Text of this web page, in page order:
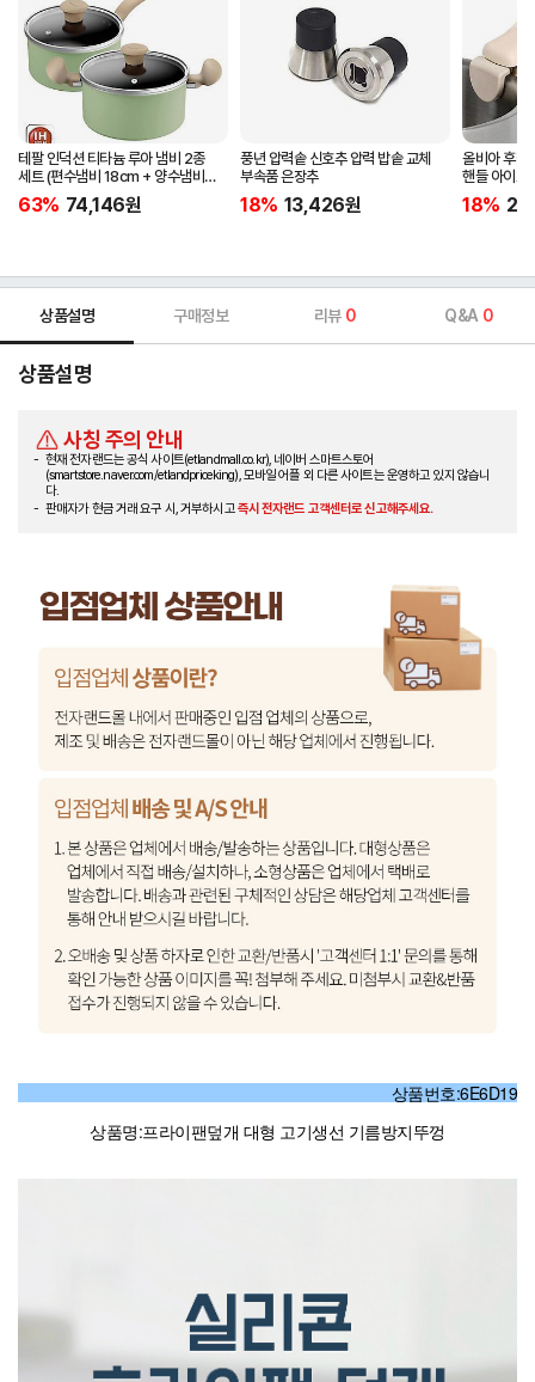
테팔 인덕션 티타늄 루아 냄비 2종
세트 (편수냄비 18cm + 양수냄비
20cm)
63% 74,146원
풍년 압력솥 신호추 압력 밥솥 교체
부속품 은장추
18% 13,426원
올비아 후라
핸들 아이보
18%
상품설명 구매정보 리뷰 0 Q&A 0
상품설명
사칭 주의 안내
현재 전자랜드는 공식 사이트(etlandmall.co.kr), 네이버 스마트스토어
(smartstore.naver.com/etlandpriceking), 모바일 어플 외 다른 사이트는 운영하고 있지 않습니
다.
판매자가 현금 거래 요구 시, 거부하시고즉시 전자랜드 고객센터로 신고해주세요.
상품번호:6E6D19
상품명:프라이팬덮개 대형 고기생선 기름방지뚜껑